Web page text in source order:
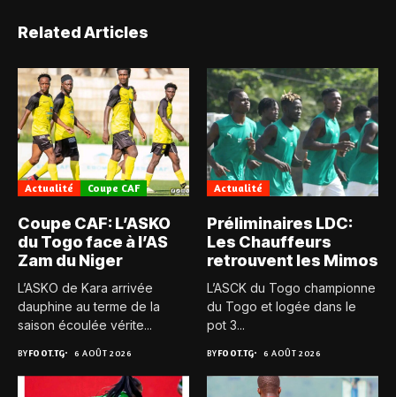
Related Articles
Actualité Coupe CAF
Coupe CAF: L’ASKO
du Togo face à l’AS
Zam du Niger
L’ASKO de Kara arrivée
dauphine au terme de la
saison écoulée vérite...
BYFOOT.TG 6 AOÛT 2026
Actualité
Préliminaires LDC:
Les Chauffeurs
retrouvent les Mimos
L’ASCK du Togo championne
du Togo et logée dans le
pot 3...
BYFOOT.TG 6 AOÛT 2026